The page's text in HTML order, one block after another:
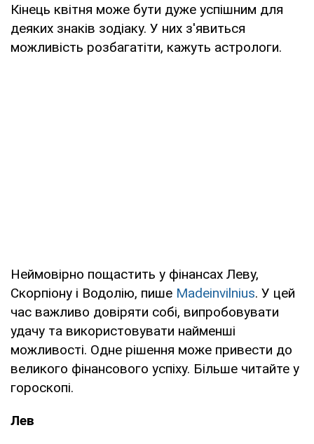
Кінець квітня може бути дуже успішним для
деяких знаків зодіаку. У них з'явиться
можливість розбагатіти, кажуть астрологи.
Неймовірно пощастить у фінансах Леву,
Скорпіону і Водолію, пише Madeinvilnius. У цей
час важливо довіряти собі, випробовувати
удачу та використовувати найменші
можливості. Одне рішення може привести до
великого фінансового успіху. Більше читайте у
гороскопі.
Лев